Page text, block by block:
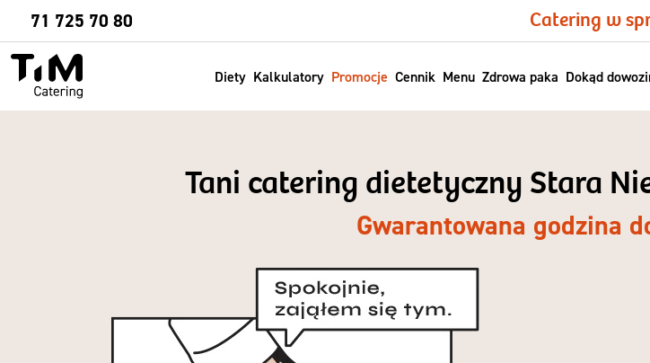
71 725 70 80 Catering w
Diety Kalkulatory Promocje Cennik Menu Zdrowa paka Dokąd
Sprawdź
Tani catering dietetyczny Stara
Gwarantowana godzina